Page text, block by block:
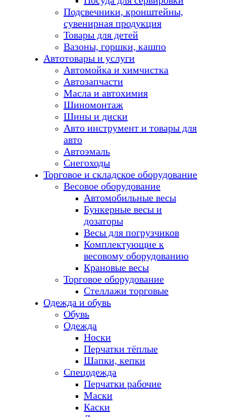
Подсвечники, кронштейны,
сувенирная продукция
Товары для детей
Вазоны, горшки, кашпо
Автотовары и услуги
Автомойка и химчистка
Автозапчасти
Масла и автохимия
Шиномонтаж
Шины и диски
Авто инструмент и товары для
авто
Автоэмаль
Снегоходы
Торговое и складское оборудование
Весовое оборудование
Автомобильные весы
Бункерные весы и
дозаторы
Весы для погрузчиков
Комплектующие к
весовому оборудованию
Крановые весы
Торговое оборудование
Стеллажи торговые
Одежда и обувь
Обувь
Одежда
Носки
Перчатки тёплые
Шапки, кепки
Спецодежда
Перчатки рабочие
Маски
Каски